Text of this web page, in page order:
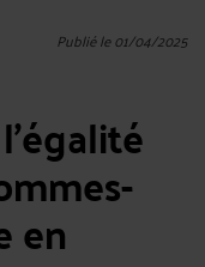
Publié le 01/04/2025
en